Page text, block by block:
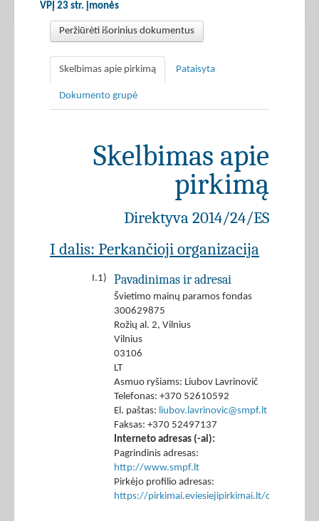
VPĮ 23 str. įmonės
Peržiūrėti išorinius dokumentus
Skelbimas apie pirkimą Pataisyta
Dokumento grupė
Skelbimas apie
pirkimą
Direktyva 2014/24/ES
I dalis: Perkančioji organizacija
I.1) Pavadinimas ir adresai
Švietimo mainų paramos fondas
300629875
Rožių al. 2, Vilnius
Vilnius
03106
LT
Asmuo ryšiams: Liubov Lavrinovič
Telefonas: +370 52610592
El. paštas: liubov.lavrinovic@smpf.lt
Faksas: +370 52497137
Interneto adresas (-ai):
Pagrindinis adresas:
http://www.smpf.lt
Pirkėjo profilio adresas:
https://pirkimai.eviesiejipirkimai.lt/ctm/